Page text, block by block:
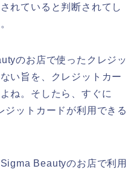
れていると判断されてし
のお店で使ったクレジッ
い旨を、クレジットカー
ね。そしたら、すぐに
ットカードが利用できる
Beautyのお店で利用